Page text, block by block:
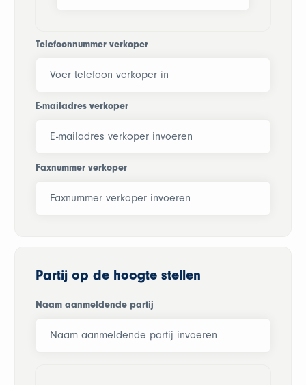
Telefoonnummer verkoper
E-mailadres verkoper
Faxnummer verkoper
Partij op de hoogte stellen
Naam aanmeldende partij